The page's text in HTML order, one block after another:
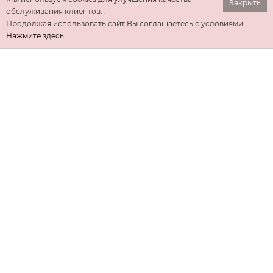
Закрыть
обслуживания клиентов. .
Продолжая использовать сайт Вы соглашаетесь с условиями
Нажмите здесь